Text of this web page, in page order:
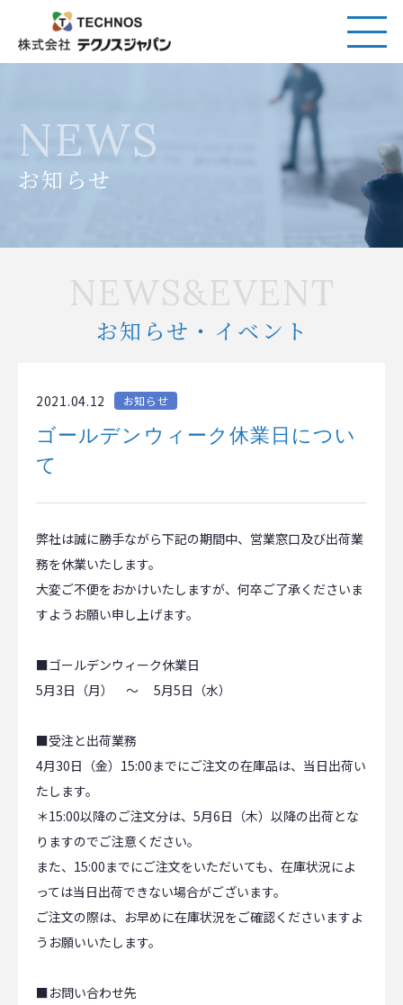
NEWS
お知らせ
NEWS&EVENT
お知らせ・イベント
2021.04.12 お知らせ
ゴールデンウィーク休業日につい
て
弊社は誠に勝手ながら下記の期間中、営業窓口及び出荷業
務を休業いたします。
大変ご不便をおかけいたしますが、何卒ご了承くださいま
すようお願い申し上げます。
■ゴールデンウィーク休業日
5月3日（月） ～ 5月5日（水）
■受注と出荷業務
4月30日（金）15:00までにご注文の在庫品は、当日出荷い
たします。
＊15:00以降のご注文分は、5月6日（木）以降の出荷とな
りますのでご注意ください。
また、15:00までにご注文をいただいても、在庫状況によ
っては当日出荷できない場合がございます。
ご注文の際は、お早めに在庫状況をご確認くださいますよ
うお願いいたします。
■お問い合わせ先